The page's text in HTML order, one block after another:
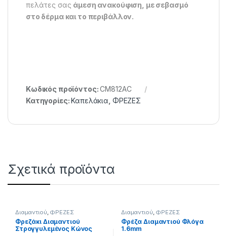
πελάτες σας άμεση ανακούφιση, με σεβασμό
στο δέρμα και το περιβάλλον.
Κωδικός προϊόντος:CM812AC
Κατηγορίες:Καπελάκια ΦΡΕΖΕΣ
Σχετικά προϊόντα
Διαμαντιού, ΦΡΕΖΕΣ
Φρεζάκι Διαμαντιού
Στρογγυλεμένος Κώνος
Διαμαντιού, ΦΡΕΖΕΣ
Φρέζα Διαμαντιού Φλόγα
1.6mm